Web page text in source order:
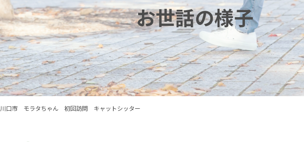
お世話の様子
川口市 モラタちゃん 初回訪問 キャットシッター